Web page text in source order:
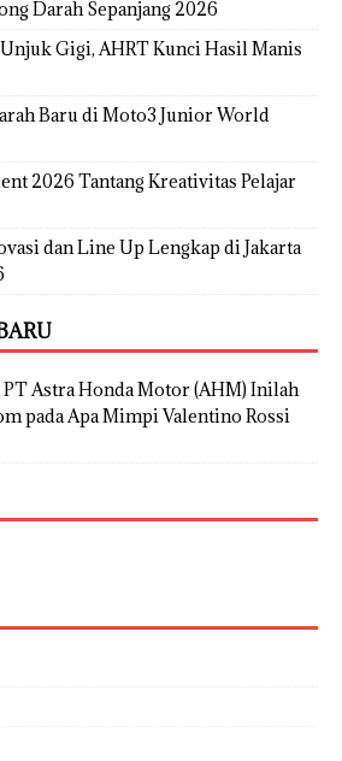
Darah Sepanjang 2026
Gigi, AHRT Kunci Hasil Manis
Baru di Moto3 Junior World
2026 Tantang Kreativitas Pelajar
dan Line Up Lengkap di Jakarta
PT Astra Honda Motor (AHM) Inilah
pada Apa Mimpi Valentino Rossi